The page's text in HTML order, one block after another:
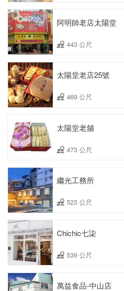
阿明師老店太陽堂
443 公尺
太陽堂老店25號
469 公尺
太陽堂老舖
473 公尺
繼光工務所
523 公尺
Chichic七柒
539 公尺
萬益食品-中山店